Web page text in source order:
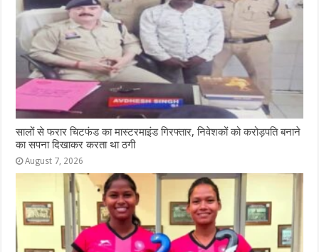
सालों से फरार चिटफंड का मास्टरमाइंड गिरफ्तार, निवेशकों को करोड़पति बनाने
का सपना दिखाकर करता था ठगी
August 7, 2026